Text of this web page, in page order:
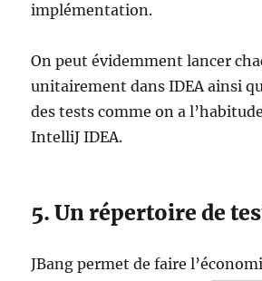
implémentation.
On peut évidemment lancer
unitairement dans IDEA ainsi
des tests comme on a
IntelliJ IDEA.
5. Un répertoire de
JBang permet de faire